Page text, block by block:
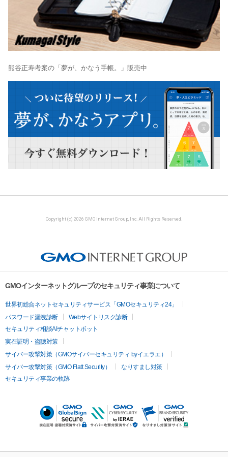
熊谷正寿考案の「夢が、かなう手帳。」販売中
Copyright (c) 2026 GMO Internet Group, Inc. All Rights Reserved.
GMOインターネットグループのセキュリティ事業について
世界初総合ネットセキュリティサービス「GMOセキュリティ24」
パスワード漏洩診断
Webサイトリスク診断
セキュリティ相談AIチャットボット
実在証明・盗聴対策
サイバー攻撃対策（GMOサイバーセキュリティ byイエラエ）
サイバー攻撃対策（GMO Flatt Security）
なりすまし対策
セキュリティ事業の軌跡